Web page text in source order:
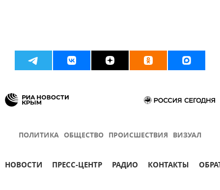
ПОЛИТИКА ОБЩЕСТВО ПРОИСШЕСТВИЯ ВИЗУАЛ
НОВОСТИ ПРЕСС-ЦЕНТР РАДИО КОНТАКТЫ